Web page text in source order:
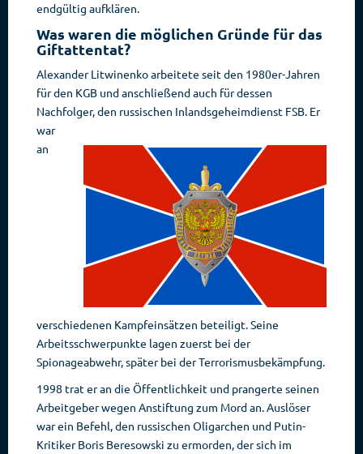
endgültig aufklären.
Was waren die möglichen Gründe für das
Giftattentat?
Alexander Litwinenko arbeitete seit den 1980er-Jahren
für den KGB und anschließend auch für dessen
Nachfolger, den russischen Inlandsgeheimdienst FSB. Er
war
an
verschiedenen Kampfeinsätzen beteiligt. Seine
Arbeitsschwerpunkte lagen zuerst bei der
Spionageabwehr, später bei der Terrorismusbekämpfung.
1998 trat er an die Öffentlichkeit und prangerte seinen
Arbeitgeber wegen Anstiftung zum Mord an. Auslöser
war ein Befehl, den russischen Oligarchen und Putin-
Kritiker Boris Beresowski zu ermorden, der sich im